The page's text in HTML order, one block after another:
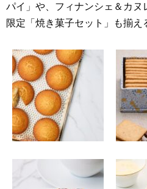
パイ」や、フィナンシェ＆カ
限定「焼き菓子セット」も揃え